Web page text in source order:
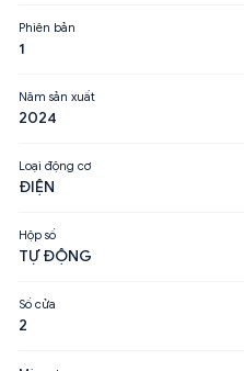
Phiên bản
1
Năm sản xuất
2024
Loại động cơ
ĐIỆN
Hộp số
TỰ ĐỘNG
Số cửa
2